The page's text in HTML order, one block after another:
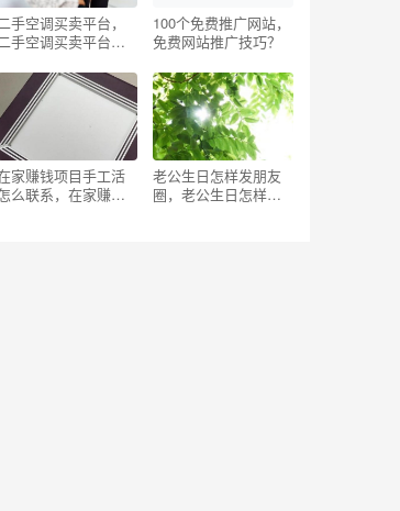
手空调买卖平台，
手空调买卖平台有
100个免费推广网站，
免费网站推广技巧？
家赚钱项目手工活
么联系，在家赚钱
老公生日怎样发朋友
圈，老公生日怎样发